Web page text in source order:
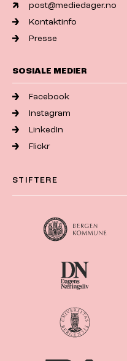
post@mediedager.no
Kontaktinfo
Presse
SOSIALE MEDIER
Facebook
Instagram
LinkedIn
Flickr
STIFTERE